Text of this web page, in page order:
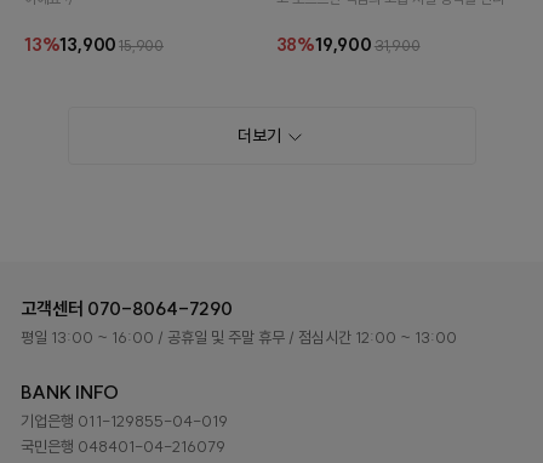
♥
13%13,900 15,900 38%19,900 31,900
더보기
고객센터 070-8064-7290
평일 13:00 ~ 16:00 / 공휴일 및 주말 휴무 / 점심시간 12:00 ~ 13:00
BANK INFO
기업은행 011-129855-04-019
국민은행 048401-04-216079